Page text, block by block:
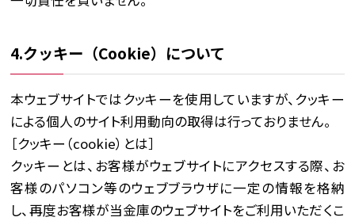
4.クッキー（Cookie）について
本ウェブサイトではクッキーを使用していますが、クッキー
による個人のサイト利用動向の取得は行っておりません。
［クッキー（cookie）とは］
クッキーとは、お客様がウェブサイトにアクセスする際、お
客様のパソコン等のウェブブラウザに一定の情報を格納
し、再度お客様が当金庫のウェブサイトをご利用いただくこ